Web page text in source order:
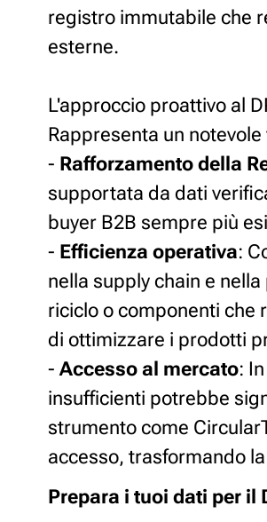
registro immutabile che
esterne.
L'approccio proattivo al
Rappresenta un
- Rafforzamento della
supportata da dati
buyer B2B sempre più
- Efficienza operativa:
nella supply chain e
riciclo o componenti che
di ottimizzare i prodotti
- Accesso al mercato:
insufficienti potrebbe
strumento come
accesso, trasformando
Prepara i tuoi dati per il